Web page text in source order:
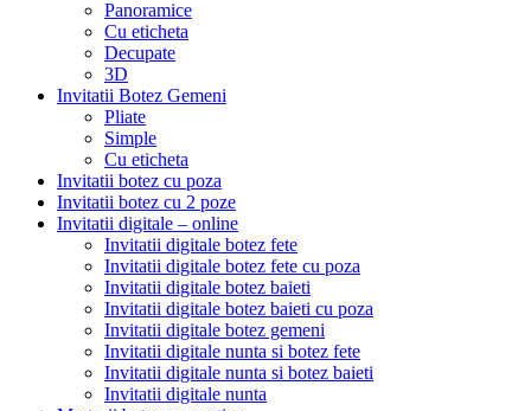
Panoramice
Cu eticheta
Decupate
3D
Invitatii Botez Gemeni
Pliate
Simple
Cu eticheta
Invitatii botez cu poza
Invitatii botez cu 2 poze
Invitatii digitale – online
Invitatii digitale botez fete
Invitatii digitale botez fete cu poza
Invitatii digitale botez baieti
Invitatii digitale botez baieti cu poza
Invitatii digitale botez gemeni
Invitatii digitale nunta si botez fete
Invitatii digitale nunta si botez baieti
Invitatii digitale nunta